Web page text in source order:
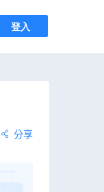
登入
分享